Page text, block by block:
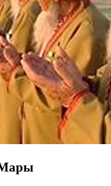
Мары